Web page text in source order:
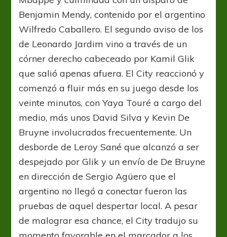
Benjamin Mendy, contenido por el argentino
Wilfredo Caballero. El segundo aviso de los
de Leonardo Jardim vino a través de un
córner derecho cabeceado por Kamil Glik
que salió apenas afuera. El City reaccionó y
comenzó a fluir más en su juego desde los
veinte minutos, con Yaya Touré a cargo del
medio, más unos David Silva y Kevin De
Bruyne involucrados frecuentemente. Un
desborde de Leroy Sané que alcanzó a ser
despejado por Glik y un envío de De Bruyne
en dirección de Sergio Agüero que el
argentino no llegó a conectar fueron las
pruebas de aquel despertar local. A pesar
de malograr esa chance, el City tradujo su